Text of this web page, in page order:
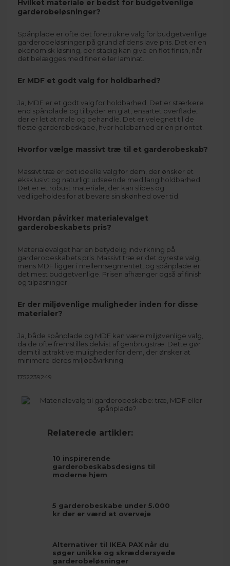
Hvilket materiale er bedst for budgetvenlige
garderobeløsninger?
Spånplade er ofte det foretrukne valg for budgetvenlige
garderobeløsninger på grund af dens lave pris. Det er en
økonomisk løsning, der stadig kan give en flot finish, når
det belægges med finer eller laminat.
Er MDF et godt valg for holdbarhed?
Ja, MDF er et godt valg for holdbarhed. Det er stærkere
end spånplade og tilbyder en glat, ensartet overflade,
der er let at male og behandle. Det er velegnet til de
fleste garderobeskabe, hvor holdbarhed er en prioritet.
Hvorfor vælge massivt træ til et garderobeskab?
Massivt træ er det ideelle valg for dem, der ønsker et
eksklusivt og naturligt udseende med lang holdbarhed.
Det er et robust materiale, der kan slibes og
vedligeholdes for at bevare sin skønhed over tid.
Hvordan påvirker materialevalget
garderobeskabets pris?
Materialevalget har en betydelig indvirkning på
garderobeskabets pris. Massivt træ er det dyreste valg,
mens MDF ligger i mellemsegmentet, og spånplade er
det mest budgetvenlige. Prisen afhænger også af finish
og tilpasninger.
Er der miljøvenlige muligheder inden for disse
materialer?
Ja, både spånplade og MDF kan være miljøvenlige valg,
da de ofte fremstilles delvist af genbrugstræ. Dette gør
dem til attraktive muligheder for dem, der ønsker at
minimere deres miljøpåvirkning.
1752239249
Relaterede artikler:
10 inspirerende
garderobeskabsdesigns til
moderne hjem
5 garderobeskabe under 5.000
kr der er værd at overveje
Alternativer til IKEA PAX når du
søger unikke og skræddersyede
garderobeløsninger